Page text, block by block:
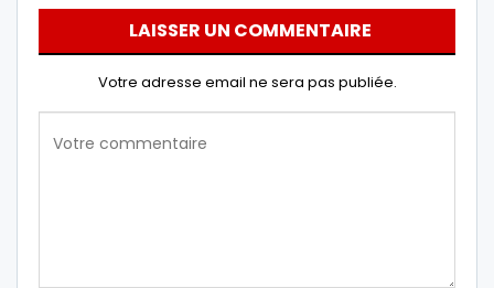
LAISSER UN COMMENTAIRE
Votre adresse email ne sera pas publiée.